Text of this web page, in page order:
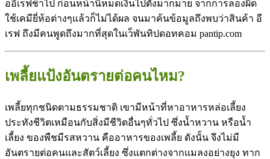
ออีเรฟช้าไป ก่อนหน้านี้หมดเงินไปตั้งมากมาย จากการลองผิด
ใช้เคมียี่ห้อต่างๆแล้วก็ไม่ได้ผล จนมาค้นข้อมูลถึงพบว่าสินค้า อี
เรฟ ถึงมีคนพูดถึงมากที่สุดในเว็พันทิปดอทคอม pantip.com
เพลี้ยแป้งอันตรายต่อคนไหม?
เพลี้ยทุกชนิดตามธรรมชาติ เขามีหน้าที่หาอาหารหล่อเลี้ยง
ประทังชีวิตเหมือนกับสิ่งมีชีวิตอื่นๆทั่วไป ซึ่งน้ำหวาน หรือน้ำ
เลี้ยง ของพืชมีรสหวาน คืออาหารของเพลี้ย ดังนั้น จึงไม่มี
อันตรายต่อคนและสัตว์เลี้ยง ซึ่งแตกต่างจากแมลงอย่างยุง ทาก